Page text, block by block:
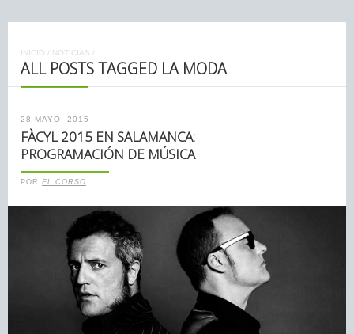
INICIO / NOTICIAS /
ALL POSTS TAGGED LA MODA
28 MAYO, 2015
FÀCYL 2015 EN SALAMANCA:
PROGRAMACIÓN DE MÚSICA
POR EL CORSO